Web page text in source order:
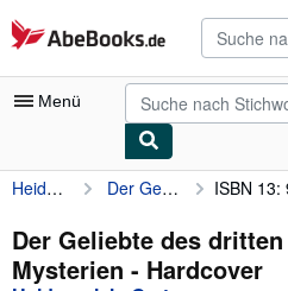
Zum Hauptinhalt
AbeBooks.de
Menü
Nutzerkonto
Meine Bestellungen
Logout
Heidenreich, Gert Der Geliebte des dritten Tages: Erotische Mysterien ISBN
Der Geliebte des
Mysterien - Hardcover